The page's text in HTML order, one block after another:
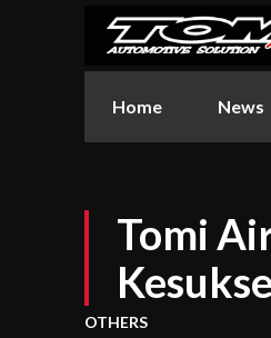
Home News
Tomi
OTHERS